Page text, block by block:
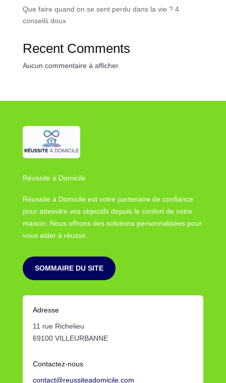
Que faire quand on se sent perdu dans la vie ? 4
conseils doux
Recent Comments
Aucun commentaire à afficher.
Réussite à Domicile
Réussite à Domicile est votre partenaire de confiance
pour atteindre vos objectifs depuis le confort de votre
maison. Nous offrons des solutions personnalisées pour
vous aider à réussir.
SOMMAIRE DU SITE
Adresse
11 rue Richelieu
69100 VILLEURBANNE
Contactez-nous
contact@reussiteadomicile.com